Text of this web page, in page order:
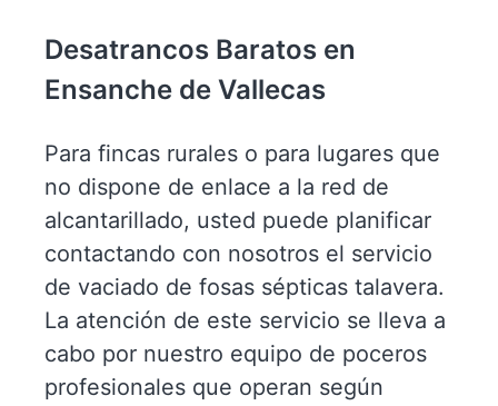
Desatrancos Baratos en
Ensanche de Vallecas
Para fincas rurales o para lugares que
no dispone de enlace a la red de
alcantarillado, usted puede planificar
contactando con nosotros el servicio
de vaciado de fosas sépticas talavera.
La atención de este servicio se lleva a
cabo por nuestro equipo de poceros
profesionales que operan según